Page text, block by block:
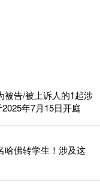
被告/被上诉人的1起涉
年7月15日开庭
哈佛转学生！涉及这